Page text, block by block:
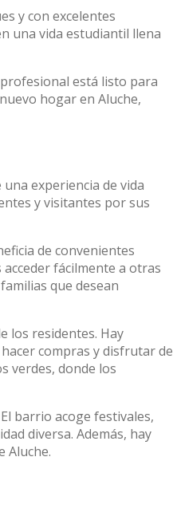
y con excelentes
una vida estudiantil llena
está listo para
hogar en Aluche,
experiencia de vida
y visitantes por sus
de convenientes
fácilmente a otras
que desean
los residentes. Hay
compras y disfrutar de
verdes, donde los
barrio acoge festivales,
diversa. Además, hay
Aluche.